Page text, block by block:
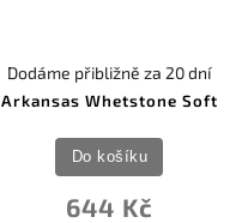
Arkansas Whetstone Soft
Dodáme přibližně za 20 dní
644 Kč
Do košíku